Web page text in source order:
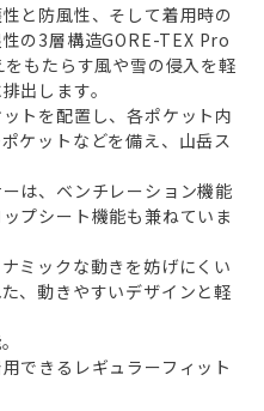
と防風性、そして着用時の
の3層構造GORE-TEX Pro
もたらす風や雪の侵入を軽
出します。
トを配置し、各ポケット内
ケットなどを備え、山岳ス
は、ベンチレーション機能
プシート機能も兼ねていま
ミックな動きを妨げにくい
、動きやすいデザインと軽
できるレギュラーフィット